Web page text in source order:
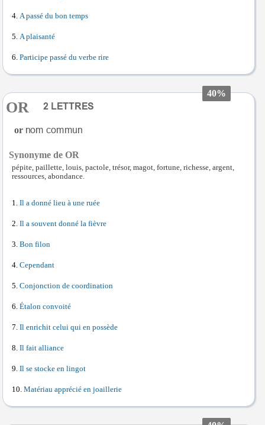
A passé du bon temps
A plaisanté
Participe passé du verbe rire
40%
OR
or
Synonyme de OR
pépite, paillette, louis, pactole, trésor, magot, fortune, richesse, argent,
ressources, abondance.
Il a donné lieu à une ruée
Il a souvent donné la fièvre
Bon filon
Cependant
Conjonction de coordination
Étalon convoité
Il enrichit celui qui en possède
Il fait alliance
Il se stocke en lingot
Matériau apprécié en joaillerie